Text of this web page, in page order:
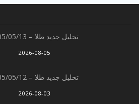
تحلیل جدید طلا – 1405/05/13
2026-08-05
تحلیل جدید طلا – 1405/05/12
2026-08-03